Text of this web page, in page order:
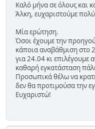
Καλό μήνα σε όλους και
Άλκη, ευχαριστούμε
Μία ερώτηση.
Όσοι έχουμε την
κάποια αναβάθμιση στο
για 24.04 κι επιλέγουμε
καθαρή εγκατάσταση
Προσωπικά θέλω να
δεν θα προτιμούσα την
Ευχαριστώ!